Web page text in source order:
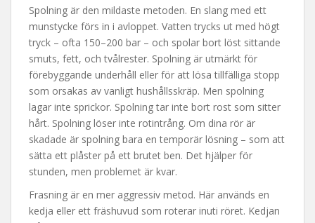
Spolning är den mildaste metoden. En slang med ett
munstycke förs in i avloppet. Vatten trycks ut med högt
tryck – ofta 150–200 bar – och spolar bort löst sittande
smuts, fett, och tvålrester. Spolning är utmärkt för
förebyggande underhåll eller för att lösa tillfälliga stopp
som orsakas av vanligt hushållsskräp. Men spolning
lagar inte sprickor. Spolning tar inte bort rost som sitter
hårt. Spolning löser inte rotintrång. Om dina rör är
skadade är spolning bara en temporär lösning – som att
sätta ett plåster på ett brutet ben. Det hjälper för
stunden, men problemet är kvar.
Frasning är en mer aggressiv metod. Här används en
kedja eller ett fräshuvud som roterar inuti röret. Kedjan